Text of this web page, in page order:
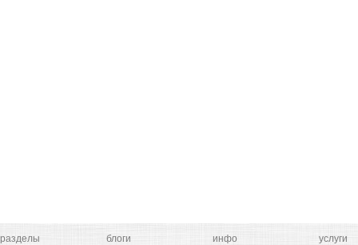
разделы
блоги
инфо
услуги